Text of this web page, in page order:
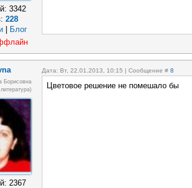
3342
228
Блог
Дата: Вт, 22.01.2013, 10:15 | Сообщение # 8
Борисовна
литература)
2367
Цветовое решение не помешало бы